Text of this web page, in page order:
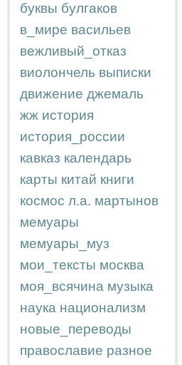
буквы булгаков
в_мире васильев
вежливый_отказ
виолончель выписки
движение джемаль
жж история
история_россии
кавказ календарь
карты китай книги
космос л.а. мартынов
мемуары
мемуары_муз
мои_тексты москва
моя_всячина музыка
наука национализм
новые_переводы
православие разное